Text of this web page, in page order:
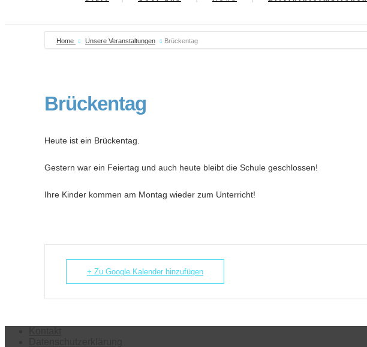
Home Unsere Veranstaltungen Brückentag
Brückentag
Heute ist ein Brückentag.
Gestern war ein Feiertag und auch heute bleibt die Schule geschlossen!
Ihre Kinder kommen am Montag wieder zum Unterricht!
+ Zu Google Kalender hinzufügen